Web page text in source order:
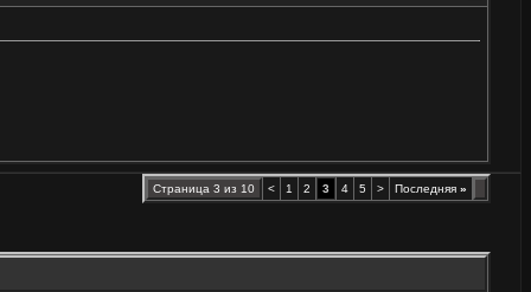
Страница 3 из 10 < 1 2 3 4 5 > Последняя »